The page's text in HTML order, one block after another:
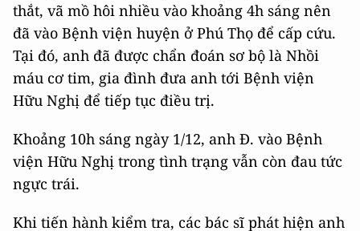
thắt, vã mồ hôi nhiều vào khoảng 4h sáng nên
đã vào Bệnh viện huyện ở Phú Thọ để cấp cứu.
Tại đó, anh đã được chẩn đoán sơ bộ là Nhồi
máu cơ tim, gia đình đưa anh tới Bệnh viện
Hữu Nghị để tiếp tục điều trị.
Khoảng 10h sáng ngày 1/12, anh Đ. vào Bệnh
viện Hữu Nghị trong tình trạng vẫn còn đau tức
ngực trái.
Khi tiến hành kiểm tra, các bác sĩ phát hiện anh